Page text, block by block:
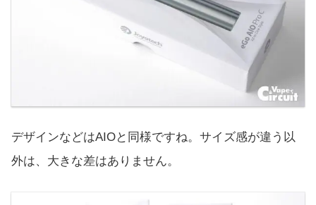
デザインなどはAIOと同様ですね。サイズ感が違う以
外は、大きな差はありません。